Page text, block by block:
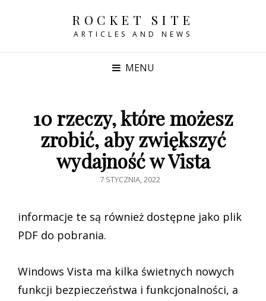
ROCKET SITE
ARTICLES AND NEWS
MENU
10 rzeczy, które możesz
zrobić, aby zwiększyć
wydajność w Vista
POSTED
7 STYCZNIA, 2022
informacje te są również dostępne jako plik
PDF do pobrania.
Windows Vista ma kilka świetnych nowych
funkcji bezpieczeństwa i funkcjonalności, a